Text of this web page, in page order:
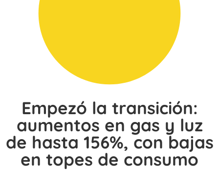
Empezó la transición:
aumentos en gas y luz
de hasta 156%, con bajas
en topes de consumo